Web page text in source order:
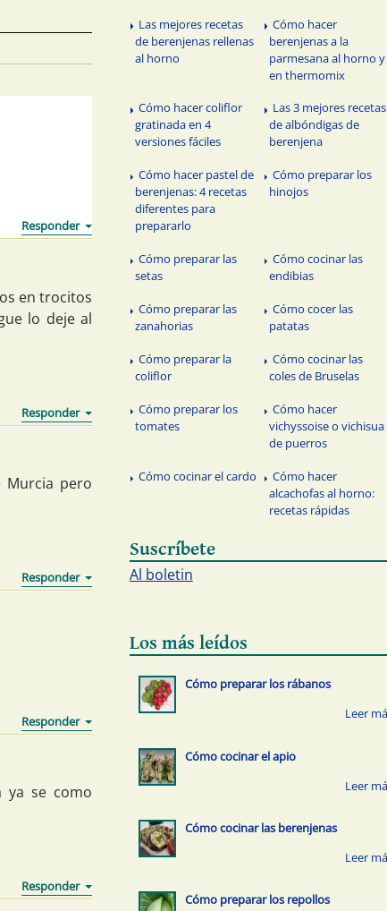
en trocitos
lo deje al
pero
ya se como
Las mejores recetas
de berenjenas rellenas
al horno
Cómo hacer
berenjenas a la
parmesana al horno y
en thermomix
Cómo hacer coliflor
gratinada en 4
versiones fáciles
Las 3 mejores recetas
de albóndigas de
berenjena
Cómo hacer pastel de
berenjenas: 4 recetas
diferentes para
prepararlo
Cómo preparar los
hinojos
Cómo preparar las
setas
Cómo cocinar las
endibias
Cómo preparar las
zanahorias
Cómo cocer las
patatas
Cómo preparar la
coliflor
Cómo cocinar las
coles de Bruselas
Cómo preparar los
tomates
Cómo hacer
vichyssoise o vichisua
de puerros
Cómo cocinar el cardo
Cómo hacer
alcachofas al horno:
recetas rápidas
Suscríbete
Al boletin
Los más leídos
Cómo preparar los rábanos
Cómo cocinar el apio
Cómo cocinar las berenjenas
Cómo preparar los repollos